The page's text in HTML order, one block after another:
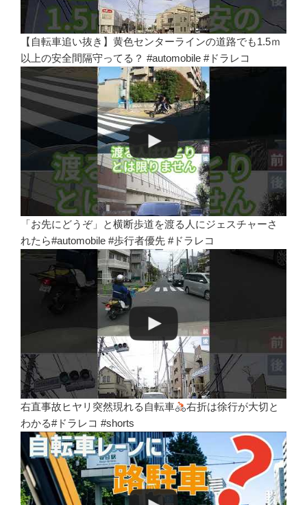
【自転車追い抜き】黄色センターラインの道路でも1.5ｍ
以上の安全間隔守ってる？ #automobile #ドラレコ
「お先にどうぞ」と横断歩道を渡る人にジェスチャーさ
れたら#automobile #歩行者優先 #ドラレコ
右直事故ヒヤリ突然現れる自転車
右折は徐行が大切と
わかる#ドラレコ #shorts